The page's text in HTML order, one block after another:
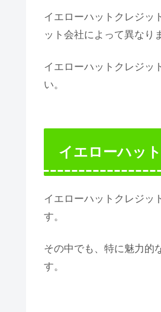
イエローハットクレジッ
ット会社によって異なり
イエローハットクレジッ
い。
イエローハッ
イエローハットクレジッ
す。
その中でも、特に魅力的
す。